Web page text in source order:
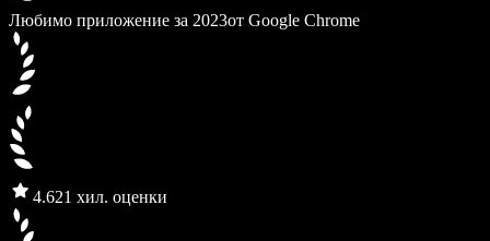
Любимо приложение за 2023от Google Chrome
4.621 хил. оценки